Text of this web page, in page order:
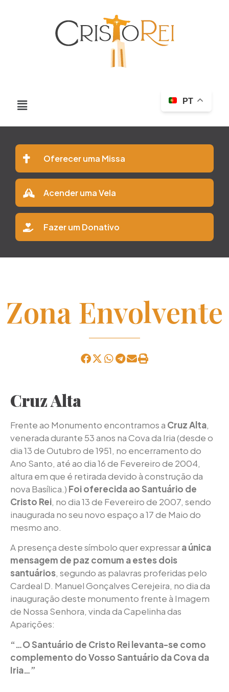
PT
Oferecer uma Missa
Acender uma Vela
Fazer um Donativo
Zona Envolvente
Cruz Alta
Frente ao Monumento encontramos a Cruz Alta,
venerada durante 53 anos na Cova da Iria (desde o
dia 13 de Outubro de 1951, no encerramento do
Ano Santo, até ao dia 16 de Fevereiro de 2004,
altura em que é retirada devido à construção da
nova Basílica.) Foi oferecida ao Santuário de
Cristo Rei, no dia 13 de Fevereiro de 2007, sendo
inaugurada no seu novo espaço a 17 de Maio do
mesmo ano.
A presença deste símbolo quer expressara única
mensagem de paz comum a estes dois
santuários, segundo as palavras proferidas pelo
Cardeal D. Manuel Gonçalves Cerejeira, no dia da
inauguração deste monumento frente à Imagem
de Nossa Senhora, vinda da Capelinha das
Aparições:
“…O Santuário de Cristo Rei levanta-se como
complemento do Vosso Santuário da Cova da
Iria…”